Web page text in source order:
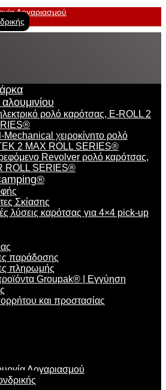
Λογαριασμού
ρολό καρότσας, E-ROLL 2
χειροκίνητο ρολό
2 MAX ROLL SERIES®
Revolver ρολό καρότσας,
ROLL SERIES®
Σκίασης
λύσεις καρότσας για 4×4 pick-up
παράδοσης
πληρωμής
Groupak® | Εγγύηση
και προστασίας
Λογαριασμού